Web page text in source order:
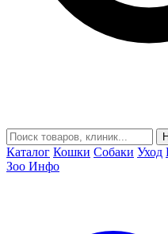
Каталог Кошки Собаки Уход
Зоо Инфо